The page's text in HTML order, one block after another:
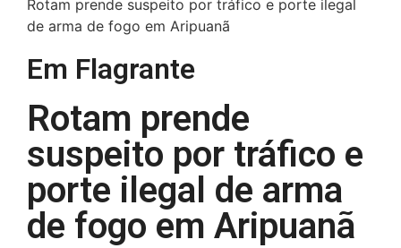
Rotam prende suspeito por tráfico e porte ilegal
de arma de fogo em Aripuanã
Em Flagrante
Rotam prende
suspeito por tráfico e
porte ilegal de arma
de fogo em Aripuanã